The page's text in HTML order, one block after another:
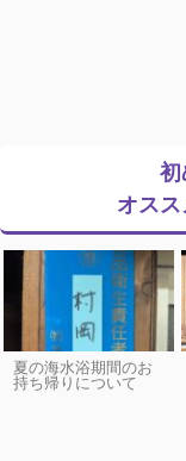
オス
夏の海水浴期間のお
持ち帰りについて